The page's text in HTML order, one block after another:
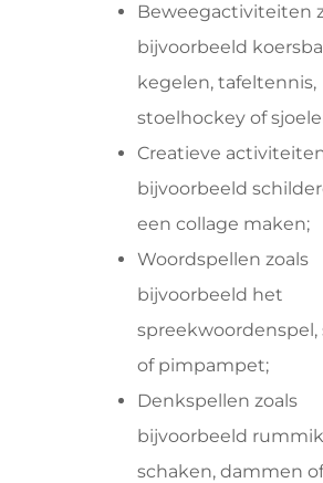
Beweegactiviteiten
bijvoorbeeld
kegelen, tafeltennis,
stoelhockey of
Creatieve
bijvoorbeeld
een collage maken;
Woordspellen zoals
bijvoorbeeld het
spreekwoordenspel,
of pimpampet;
Denkspellen zoals
bijvoorbeeld
schaken, dammen